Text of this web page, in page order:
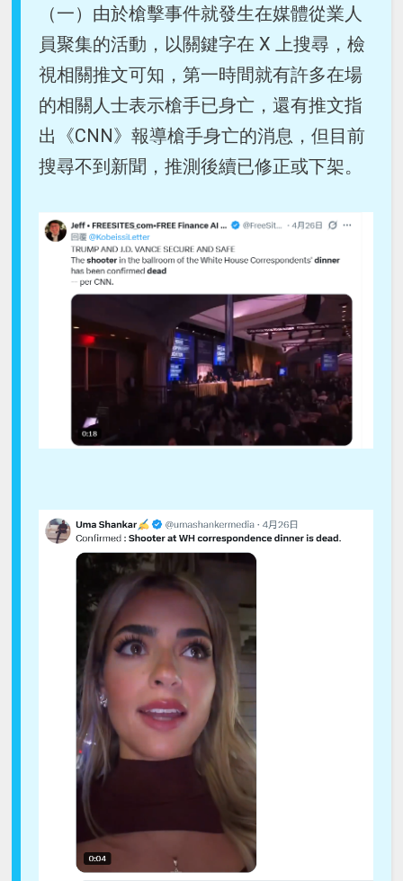
（一）由於槍擊事件就發生在媒體從業人
員聚集的活動，以關鍵字在 X 上搜尋，檢
視相關推文可知，第一時間就有許多在場
的相關人士表示槍手已身亡，還有推文指
出《CNN》報導槍手身亡的消息，但目前
搜尋不到新聞，推測後續已修正或下架。